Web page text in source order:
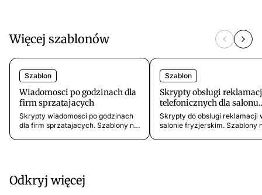
Więcej szablonów
Szablon
Wiadomosci po godzinach dla
firm sprzatajacych
Skrypty wiadomosci po godzinach
dla firm sprzatajacych. Szablony na
Szablon
Skrypty obslugi
telefonicznych dla salonu
fryzjerskiego
Skrypty do obslugi reklamacji
salonie fryzjerskim. Szablony
Odkryj więcej